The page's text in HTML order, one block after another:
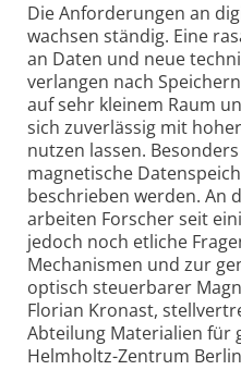
Die Anforderungen an
wachsen ständig. Eine
an Daten und neue
verlangen nach
auf sehr kleinem Raum
sich zuverlässig mit
nutzen lassen.
magnetische
beschrieben werden. An
arbeiten Forscher seit
jedoch noch etliche
Mechanismen und zur
optisch steuerbarer
Florian Kronast,
Abteilung Materialien für
Helmholtz-Zentrum